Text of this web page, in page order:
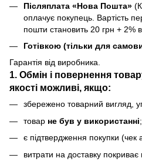
Післяплата «Нова Пошта»
оплачує покупець. Вартість
пошти становить 20 грн + 2%
Готівкою (тільки для
Гарантія від виробника.
1. Обмін і повернення
якості можливі, якщо:
збережено товарний вигляд,
товар не був у використанні;
є підтвердження покупки (чек
витрати на доставку покриває